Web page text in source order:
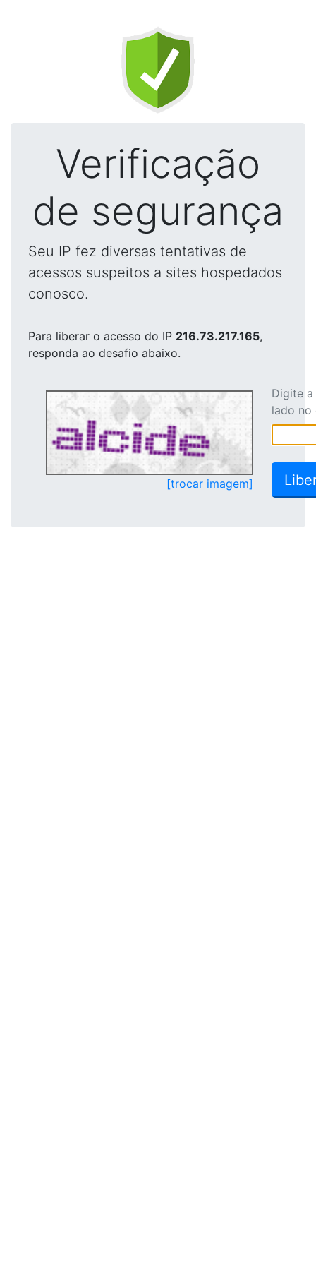
Verificação
de segurança
Seu IP fez diversas tentativas de
acessos suspeitos a sites hospedados
conosco.
Para liberar o acesso do IP 216.73.217.165,
responda ao desafio abaixo.
[trocar imagem]
Digite
lado no